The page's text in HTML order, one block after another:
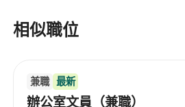
糧期：星期糧, 逢星期一銀行
相似職位
兼職 最新
辦公室文員（兼職）